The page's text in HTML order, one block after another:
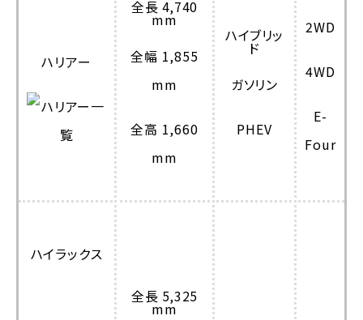
ハリアー
全長 4,740
mm
全幅 1,855
mm
全高 1,660
mm
ハイブリッ
ド
ガソリン
PHEV
2WD
4WD
E-
Four
ハイラックス
全長 5,325
mm